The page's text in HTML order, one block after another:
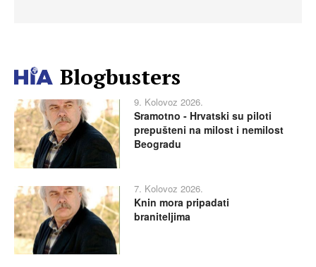
Blogbusters
9. Kolovoz 2026.
Sramotno - Hrvatski su piloti
prepušteni na milost i nemilost
Beogradu
7. Kolovoz 2026.
Knin mora pripadati
braniteljima